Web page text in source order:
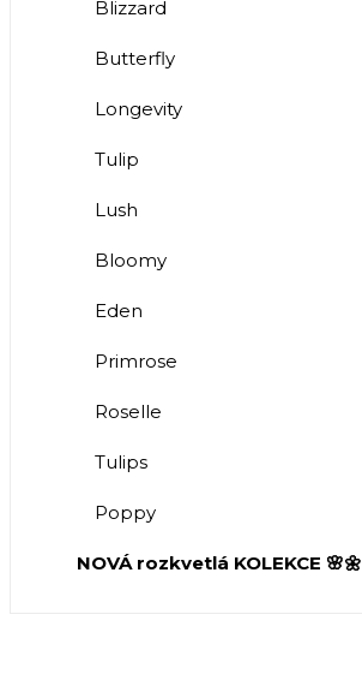
Blizzard
Butterfly
Longevity
Tulip
Lush
Bloomy
Eden
Primrose
Roselle
Tulips
Poppy
NOVÁ rozkvetlá KOLEKCE 🌸🌼